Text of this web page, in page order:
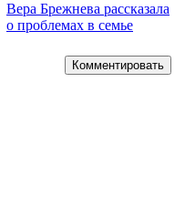
Вера Брежнева рассказала
о проблемах в семье
Комментировать